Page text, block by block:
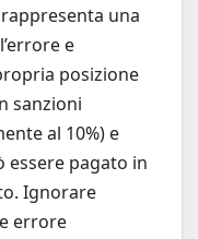
una
e
posizione
sanzioni
al 10%) e
essere pagato in
Ignorare
errore